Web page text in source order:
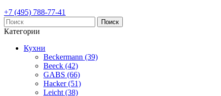
+7 (495) 788-77-41
Поиск
Категории
Кухни
Beckermann (39)
Beeck (42)
GABS (66)
Hacker (51)
Leicht (38)